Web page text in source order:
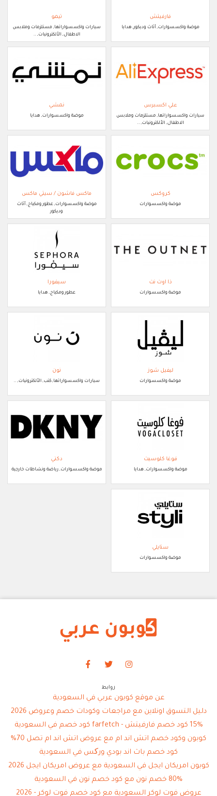
فارفيتش
موضة واكسسوارات, أثاث وديكور, هدايا
تيمو
سيارات واكسسواراتها, مستلزمات وملابس
الاطفال, الألكترونيات, ..
علي اكسبرس
سيارات واكسسواراتها, مستلزمات وملابس
الاطفال, الألكترونيات, ..
نمشي
موضة واكسسوارات, هدايا
كروكس
موضة واكسسوارات
ماكس فاشون / سيتي ماكس
موضة واكسسوارات, عطور ومكياج, أثاث
وديكور
ذا اوت نت
موضة واكسسوارات
سيفورا
عطور ومكياج, هدايا
ليفيل شوز
موضة واكسسوارات
نون
سيارات واكسسواراتها, كتب, الألكترونيات, ..
فوغا كلوسيت
موضة واكسسوارات, هدايا
دكني
موضة واكسسوارات, رياضة ونشاطات خارجية
ستايلي
موضة واكسسوارات
روابط
عن موقع كوبون عربي في السعودية
دليل التسوق اونلاين مع مراجعات وكودات خصم وعروض 2026
15% كود خصم فارفيتش - farfetch كود خصم في السعودية
كوبون وكود خصم اتش اند ام مع عروض اتش اند ام تصل 70%
كود خصم باث اند بودي ورکس في السعودية
كوبون امريكان ايجل في السعودية مع عروض امريكان ايجل 2026
80% خصم نون مع كود خصم نون في السعودية
عروض فوت لوكر السعودية مع كود خصم فوت لوكر - 2026